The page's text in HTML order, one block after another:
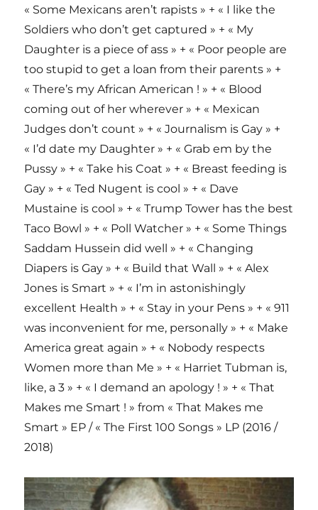
« Some Mexicans aren’t rapists » + « I like the
Soldiers who don’t get captured » + « My
Daughter is a piece of ass » + « Poor people are
too stupid to get a loan from their parents » +
« There’s my African American ! » + « Blood
coming out of her wherever » + « Mexican
Judges don’t count » + « Journalism is Gay » +
« I’d date my Daughter » + « Grab em by the
Pussy » + « Take his Coat » + « Breast feeding is
Gay » + « Ted Nugent is cool » + « Dave
Mustaine is cool » + « Trump Tower has the best
Taco Bowl » + « Poll Watcher » + « Some Things
Saddam Hussein did well » + « Changing
Diapers is Gay » + « Build that Wall » + « Alex
Jones is Smart » + « I’m in astonishingly
excellent Health » + « Stay in your Pens » + « 911
was inconvenient for me, personally » + « Make
America great again » + « Nobody respects
Women more than Me » + « Harriet Tubman is,
like, a 3 » + « I demand an apology ! » + « That
Makes me Smart ! » from « That Makes me
Smart » EP / « The First 100 Songs » LP (2016 /
2018)